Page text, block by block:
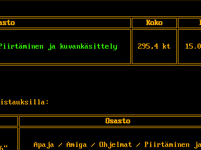
Koko
ja kuvankäsittely 295,4 kt
Osasto
Apaja / Amiga / Ohjelmat / Piirtäminen ja